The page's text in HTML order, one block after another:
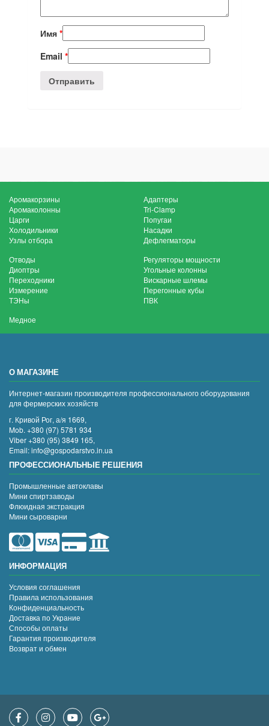
Имя*
Email*
Аромакорзины
Аромаколонны
Царги
Холодильники
Узлы отбора
Адаптеры
Tri-Clamp
Попугаи
Насадки
Дефлегматоры
Отводы
Диоптры
Переходники
Измерение
ТЭНы
Регуляторы мощности
Угольные колонны
Вискарные шлемы
Перегонные кубы
ПВК
Медное
О МАГАЗИНЕ
Интернет-магазин производителя профессионального оборудования
для фермерских хозяйств
г. Кривой Рог, а/я 1669,
Mob. +380 (97) 5781 934
Viber +380 (95) 3849 165,
Email: info@gospodarstvo.in.ua
ПРОФЕССИОНАЛЬНЫЕ РЕШЕНИЯ
Промышленные автоклавы
Мини спиртзаводы
Флюидная экстракция
Мини сыроварни
ИНФОРМАЦИЯ
Условия соглашения
Правила использования
Конфиденциальность
Доставка по Украние
Способы оплаты
Гарантия производителя
Возврат и обмен